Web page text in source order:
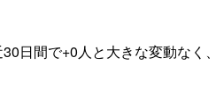
日間で+0人と大きな変動なく